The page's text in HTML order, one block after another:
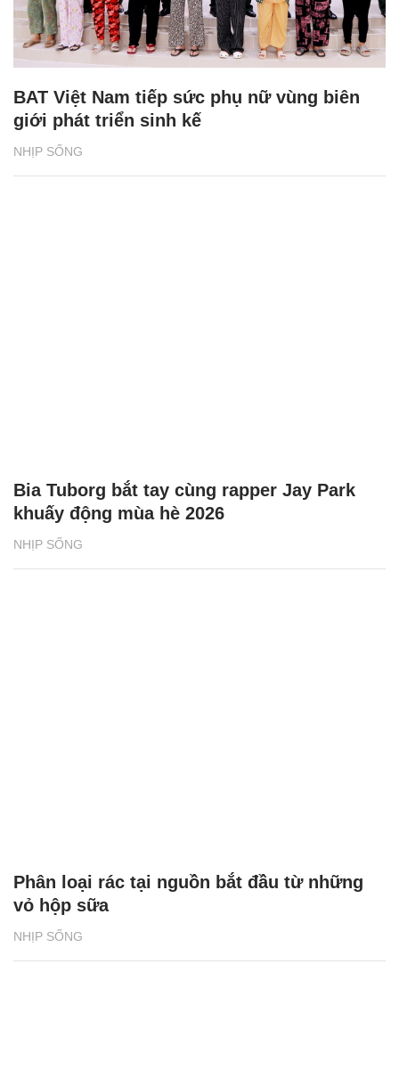
NHỊP SỐNG
BAT Việt Nam tiếp sức phụ nữ vùng biên
giới phát triển sinh kế
NHỊP SỐNG
Bia Tuborg bắt tay cùng rapper Jay Park
khuấy động mùa hè 2026
NHỊP SỐNG
Phân loại rác tại nguồn bắt đầu từ những
vỏ hộp sữa